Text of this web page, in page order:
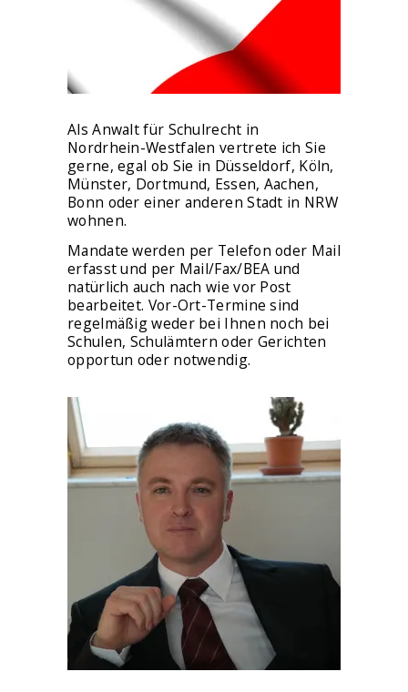
ÜBER MICH
Als Anwalt für Schulrecht in
Nordrhein-Westfalen vertrete ich Sie
gerne, egal ob Sie in Düsseldorf, Köln,
Münster, Dortmund, Essen, Aachen,
Bonn oder einer anderen Stadt in NRW
wohnen.
Mandate werden per Telefon oder Mail
erfasst und per Mail/Fax/BEA und
natürlich auch nach wie vor Post
bearbeitet. Vor-Ort-Termine sind
regelmäßig weder bei Ihnen noch bei
Schulen, Schulämtern oder Gerichten
opportun oder notwendig.